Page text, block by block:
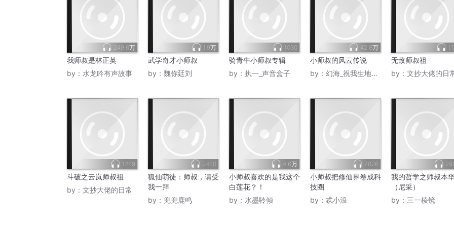
249.6万
我师叔是林正英
by： 水龙吟有声故事
1.9万
武学奇才小师叔
by： 魏你廷刘
1030
骑青牛小师叔专辑
by： 执一_声音盒子
42.8万
小师叔的风云传说
by： 幻海_祝我生地会考BB
无敌师叔祖
by： 文抄大佬的日
1269
斗破之云岚师叔祖
by： 文抄大佬的日常
2460
狐仙萌徒：师叔，请受
我一拜
by： 兜兜鹿鸣
4.6万
小师叔喜欢的是我这个
白莲花？！
by： 水墨聆倾
7826
小师叔把修仙界卷成科
技圈
by： 忒小浪
我的哲学之师叔本
（尼采）
by： 三一棱镜